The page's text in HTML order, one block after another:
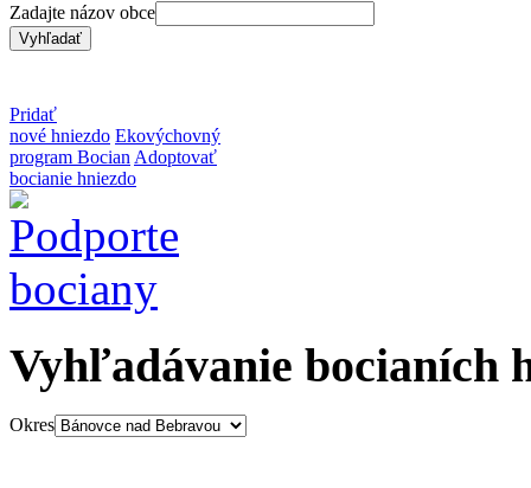
Zadajte názov obce
Pridať
nové hniezdo Ekovýchovný
program Bocian Adoptovať
bocianie hniezdo
Vyhľadávanie bocianích
Okres